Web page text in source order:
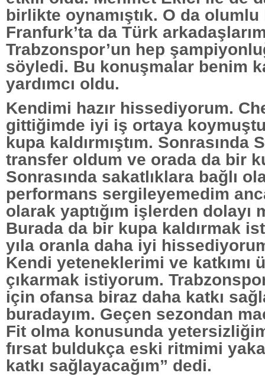
birlikte oynamıştık. O da
Franfurk’ta da Türk
Trabzonspor’un hep
söyledi. Bu konuşmalar benim
yardımcı oldu.
Kendimi hazır hissediyorum.
gittiğimde iyi iş ortaya
kupa kaldırmıştım. Sonrasında
transfer oldum ve orada da bir
Sonrasında sakatlıklara bağlı
performans sergileyemedim
olarak yaptığım işlerden dolayı
Burada da bir kupa kaldırmak
yıla oranla daha iyi
Kendi yeteneklerimi ve katkımı
çıkarmak istiyorum.
için ofansa biraz daha katkı
buradayım. Geçen sezondan
Fit olma konusunda
fırsat buldukça eski ritmimi
katkı sağlayacağım” dedi.